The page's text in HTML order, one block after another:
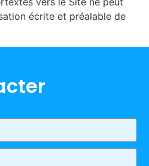
écrite et préalable de